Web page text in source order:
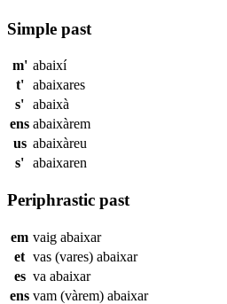
Simple past
m' abaixí
t'
abaixares
s' abaixà
ens abaixàrem
us abaixàreu
s' abaixaren
Periphrastic past
em vaig abaixar
et vas (vares) abaixar
es va abaixar
ens vam (vàrem) abaixar